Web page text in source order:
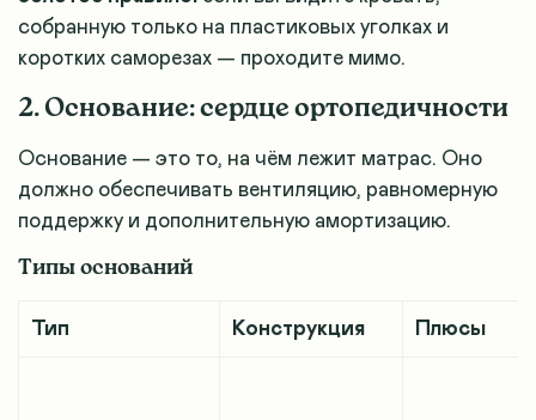
собранную только на пластиковых уголках и
коротких саморезах — проходите мимо.
2. Основание: сердце ортопедичности
Основание — это то, на чём лежит матрас. Оно
должно обеспечивать вентиляцию, равномерную
поддержку и дополнительную амортизацию.
Типы оснований
Тип Конструкция Плюсы